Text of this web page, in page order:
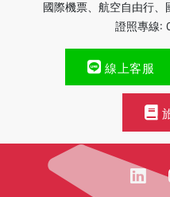
國際機票、航空自由行
證照專線:
線上客服